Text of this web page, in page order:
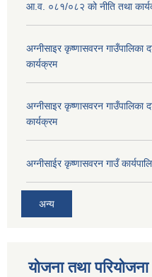
आ.व. ०८१/०८२ को नीति तथा
अग्नीसाइर कृष्णासवरन
कार्यक्रम
अग्नीसाइर कृष्णासवरन
कार्यक्रम
अग्नीसाईर कृष्णासवरन गाउँ
अन्य
योजना तथा परियोजना